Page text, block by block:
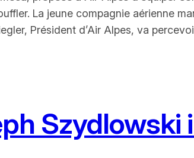
La jeune compagnie aérienne
Président d’Air Alpes, va
Szydlowski